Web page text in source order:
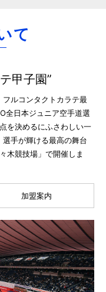
て
甲子園”
ルコンタクトカラテ最
全日本ジュニア空手道選
を決めるにふさわしい一
手が輝ける最高の舞台
木競技場」で開催しま
加盟案内